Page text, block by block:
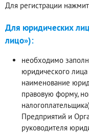
Для регистрации
Для юридических
лицо»):
необходимо
юридического лица
наименование
правовую форму,
Предприятий и
руководителя